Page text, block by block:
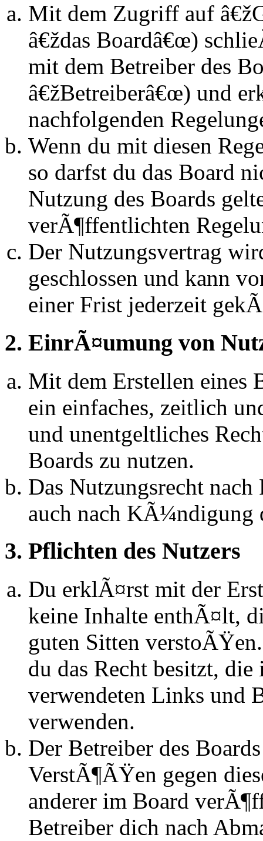
Mit dem Zugriff auf
â€ždas Boardâ€œ)
mit dem Betreiber des
â€žBetreiberâ€œ) und
nachfolgenden
Wenn du mit diesen
so darfst du das Board
Nutzung des Boards
verÃ¶ffentlichten
Der Nutzungsvertrag
geschlossen und kann
einer Frist jederzeit
2. EinrÃ¤umung von
Mit dem Erstellen eines
ein einfaches, zeitlich
und unentgeltliches
Boards zu nutzen.
Das Nutzungsrecht
auch nach KÃ¼ndigung
3. Pflichten des Nutzers
Du erklÃ¤rst mit der
keine Inhalte enthÃ¤lt,
guten Sitten
du das Recht besitzt,
verwendeten Links und
verwenden.
Der Betreiber des
VerstÃ¶ÃŸen gegen
anderer im Board
Betreiber dich nach